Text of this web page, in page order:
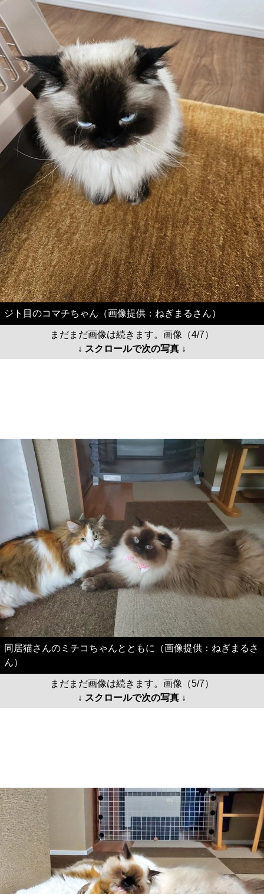
ジト目のコマチちゃん（画像提供：ねぎまるさん）
まだまだ画像は続きます。画像（4/7）
↓ スクロールで次の写真 ↓
同居猫さんのミチコちゃんとともに（画像提供：ねぎまるさ
ん）
まだまだ画像は続きます。画像（5/7）
↓ スクロールで次の写真 ↓